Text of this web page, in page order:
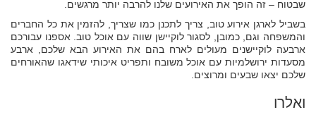
שבטוח – זה הופך את האירועים שלנו להרבה יותר מרגשים.
בשביל לארגן אירוע טוב, צריך לתכנן כמו שצריך, להזמין את כל החברים
והמשפחה וגם, כמובן, לסגור לוקיישן שווה עם אוכל טוב. אספנו עבורכם
ארבעה לוקיישנים מעולים לארח בהם את האירוע הבא שלכם, ארבע
מסעדות ירושלמיות עם אוכל משובח ותפריט איכותי שידאגו שהאורחים
שלכם יצאו שבעים ומרוצים.
ואלרו